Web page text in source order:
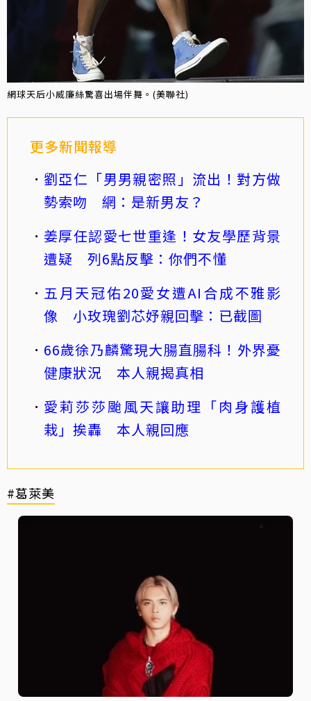
網球天后小威廉絲驚喜出場伴舞。(美聯社)
更多新聞報導
劉亞仁「男男親密照」流出！對方做
勢索吻 網：是新男友？
姜厚任認愛七世重逢！女友學歷背景
遭疑 列6點反擊：你們不懂
五月天冠佑20愛女遭AI合成不雅影
像 小玫瑰劉芯妤親回擊：已截圖
66歲徐乃麟驚現大腸直腸科！外界憂
健康狀況 本人親揭真相
愛莉莎莎颱風天讓助理「肉身護植
栽」挨轟 本人親回應
#葛萊美